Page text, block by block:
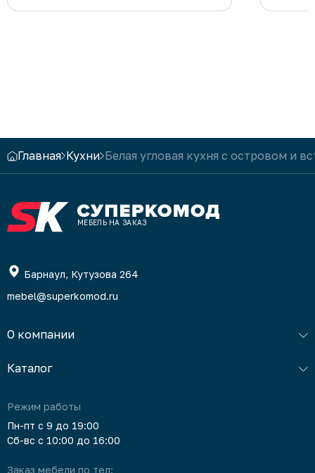
Главная Кухни Белая угловая кухня с островом и
МЕБЕЛЬ НА ЗАКАЗ
Барнаул, Кутузова 264
mebel@superkomod.ru
О компании
Каталог
Режим работы
Пн-пт с 9 до 19:00
Сб-вс с 10:00 до 16:00
Заказ мебели по тел: